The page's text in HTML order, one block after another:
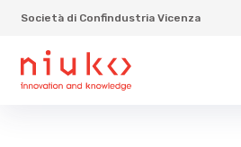
Società di Confindustria Vicenza